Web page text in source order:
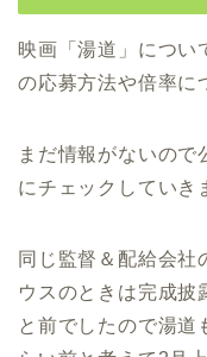
映画「湯道」につい
の応募方法や倍率に
まだ情報がないの
にチェックしていき
同じ監督＆配給会社
ウスのときは完成披
と前でしたので湯道